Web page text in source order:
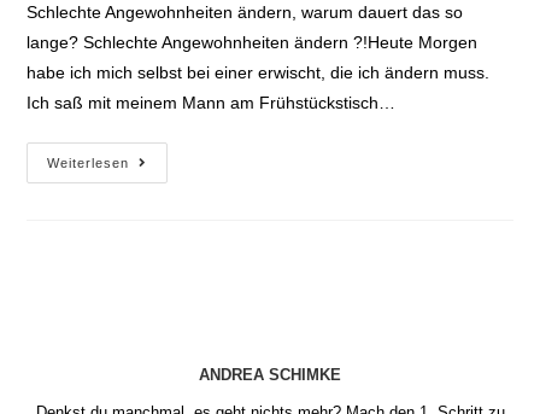
Schlechte Angewohnheiten ändern, warum dauert das so
lange? Schlechte Angewohnheiten ändern ?!Heute Morgen
habe ich mich selbst bei einer erwischt, die ich ändern muss.
Ich saß mit meinem Mann am Frühstückstisch…
Weiterlesen
Angewohnheiten
ANDREA SCHIMKE